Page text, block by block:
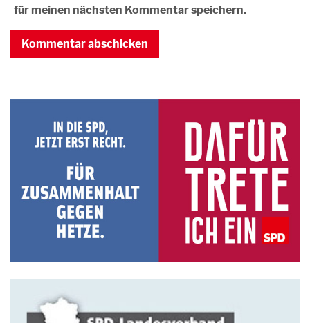
für meinen nächsten Kommentar speichern.